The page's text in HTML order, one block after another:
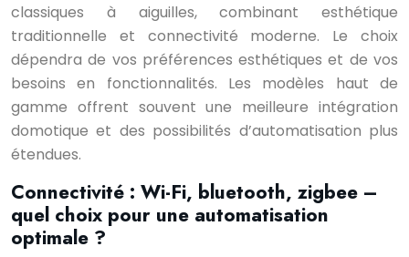
classiques à aiguilles, combinant esthétique
traditionnelle et connectivité moderne. Le choix
dépendra de vos préférences esthétiques et de vos
besoins en fonctionnalités. Les modèles haut de
gamme offrent souvent une meilleure intégration
domotique et des possibilités d’automatisation plus
étendues.
Connectivité : Wi-Fi, bluetooth, zigbee –
quel choix pour une automatisation
optimale ?